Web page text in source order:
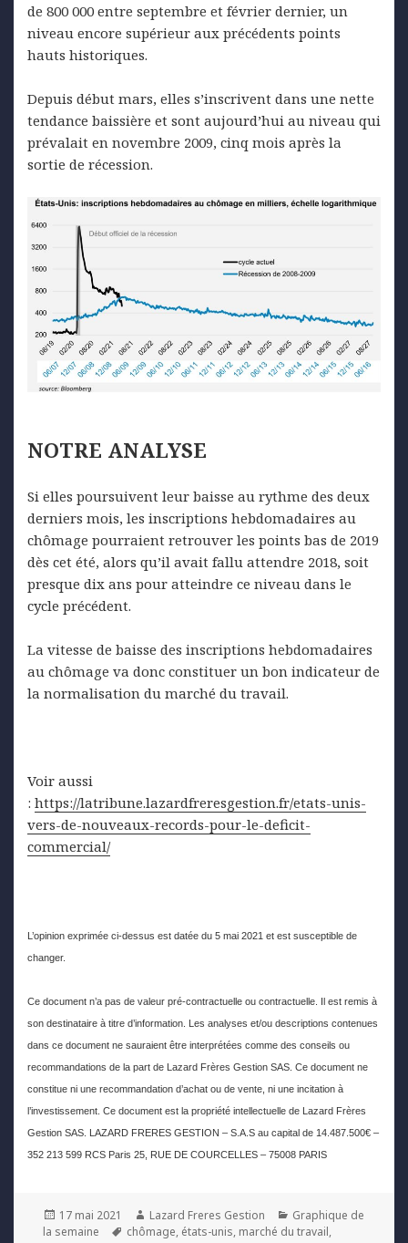
de 800 000 entre septembre et février dernier, un
niveau encore supérieur aux précédents points
hauts historiques.
Depuis début mars, elles s’inscrivent dans une nette
tendance baissière et sont aujourd’hui au niveau qui
prévalait en novembre 2009, cinq mois après la
sortie de récession.
NOTRE ANALYSE
Si elles poursuivent leur baisse au rythme des deux
derniers mois, les inscriptions hebdomadaires au
chômage pourraient retrouver les points bas de 2019
dès cet été, alors qu’il avait fallu attendre 2018, soit
presque dix ans pour atteindre ce niveau dans le
cycle précédent.
La vitesse de baisse des inscriptions hebdomadaires
au chômage va donc constituer un bon indicateur de
la normalisation du marché du travail.
Voir aussi
: https://latribune.lazardfreresgestion.fr/etats-unis-
vers-de-nouveaux-records-pour-le-deficit-
commercial/
L’opinion exprimée ci-dessus est datée du 5 mai 2021 et est susceptible de
changer.
Ce document n’a pas de valeur pré-contractuelle ou contractuelle. Il est remis à
son destinataire à titre d’information. Les analyses et/ou descriptions contenues
dans ce document ne sauraient être interprétées comme des conseils ou
recommandations de la part de Lazard Frères Gestion SAS. Ce document ne
constitue ni une recommandation d’achat ou de vente, ni une incitation à
l’investissement. Ce document est la propriété intellectuelle de Lazard Frères
Gestion SAS. LAZARD FRERES GESTION – S.A.S au capital de 14.487.500€ –
352 213 599 RCS Paris 25, RUE DE COURCELLES – 75008 PARIS
Posted
on
17 mai 2021 Author
Lazard Freres Gestion Categories
Graphique de
la semaine
Tags
chômage, états-unis, marché du travail,